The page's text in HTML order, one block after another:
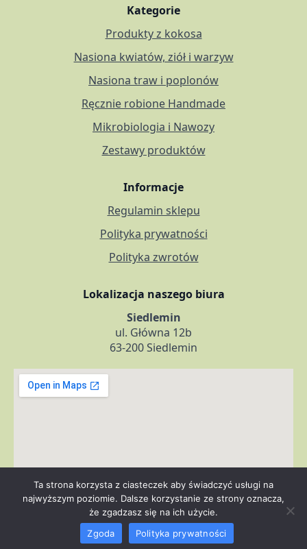
Kategorie
Produkty z kokosa
Nasiona kwiatów, ziół i warzyw
Nasiona traw i poplonów
Ręcznie robione Handmade
Mikrobiologia i Nawozy
Zestawy produktów
Informacje
Regulamin sklepu
Polityka prywatności
Polityka zwrotów
Lokalizacja naszego biura
Siedlemin
ul. Główna 12b
63-200 Siedlemin
Ta strona korzysta z ciasteczek aby świadczyć usługi na
najwyższym poziomie. Dalsze korzystanie ze strony oznacza,
że zgadzasz się na ich użycie.
Zgoda
Polityka prywatności